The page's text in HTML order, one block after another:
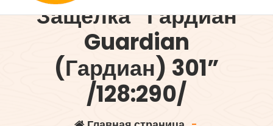
Защелка “Гардиан
Guardian
(Гардиан) 301”
/128:290/